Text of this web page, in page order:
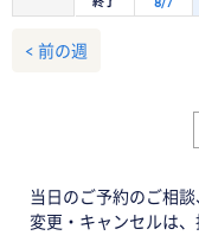
< 前の週
当日のご予約のご相
変更・キャンセルは